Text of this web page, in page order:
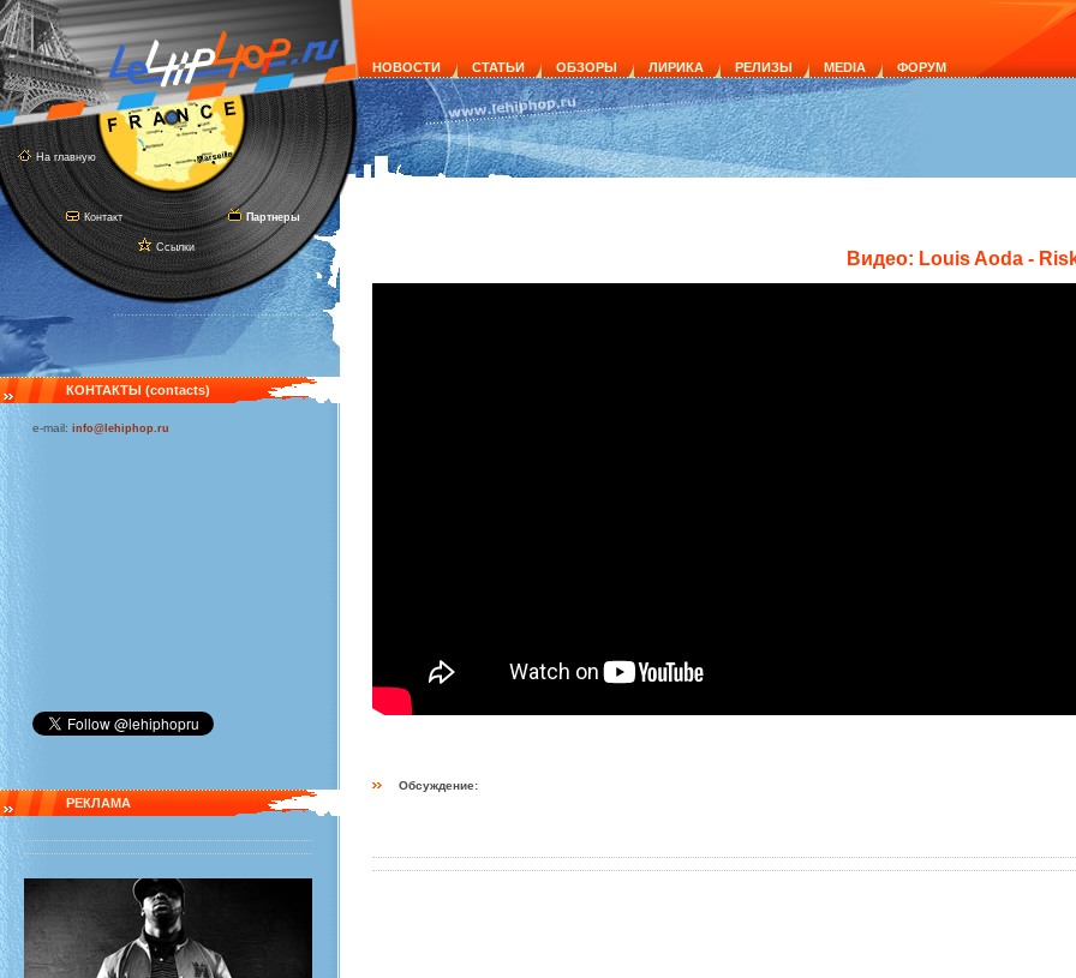
На главную
Контакт
Ссылки
Партнеры
НОВОСТИ СТАТЬИ ОБЗОРЫ ЛИРИКА РЕЛИЗЫ MEDIA ФОРУМ
КОНТАКТЫ (contacts)
e-mail: info@lehiphop.ru
РЕКЛАМА
Видео: Louis Aoda -
Обсуждение: